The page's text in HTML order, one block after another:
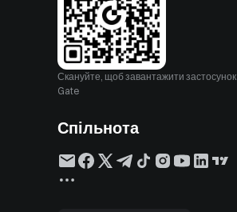
Скануйте, щоб завантажити застосунок
Gate
Спільнота